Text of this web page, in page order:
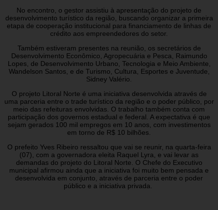
No encontro, o gestor assistiu à apresentação do projeto de
desenvolvimento turístico da região, buscando organizar a primeira
etapa de cooperação institucional para financiamento de linhas de
crédito aos empreendedores do setor.
Também estiveram presentes na reunião, os secretários de
Desenvolvimento Econômico, Agropecuária e Pesca, Raimundo
Lopes, de Desenvolvimento Urbano, Tecnologia e Meio Ambiente,
Wandelson Santos, e de Turismo, Cultura, Esportes e Juventude,
Sidney Valério.
O projeto Litoral Norte é uma iniciativa desenvolvida através de
uma parceria entre o trade turístico da região e o poder público, por
meio das refeituras envolvidas. O trabalho também conta com
participação dos governos estadual e federal. A expectativa é que
sejam gerados 100 mil empregos em 10 anos, com investimentos
em torno de R$ 10 bilhões.
O prefeito Yves Ribeiro ressaltou que vai se reunir, na quarta-feira
(07), com a governadora eleita Raquel Lyra, e vai levar as
demandas do projeto do Litoral Norte. O Chefe do Executivo
municipal afirmou ainda que a iniciativa foi muito bem pensada e
desenvolvida em conjunto, através de parceria entre o poder
público e a iniciativa privada.